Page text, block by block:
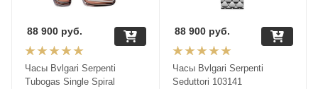
Часы Bvlgari Serpenti
Tubogas Single Spiral
88 900 руб.
Часы Bvlgari Serpenti
Seduttori 103141
88 900руб.